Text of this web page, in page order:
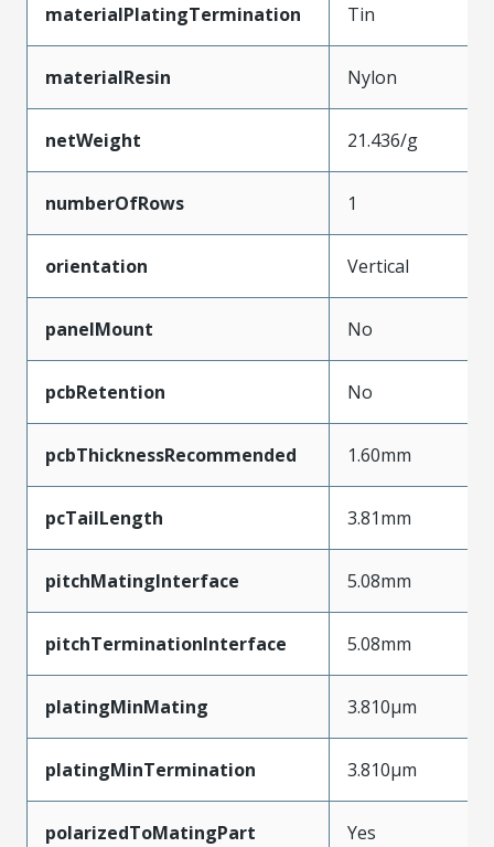
materialPlatingTermination Tin
materialResin Nylon
netWeight 21.436/g
numberOfRows 1
orientation Vertical
panelMount No
pcbRetention No
pcbThicknessRecommended 1.60mm
pcTailLength 3.81mm
pitchMatingInterface 5.08mm
pitchTerminationInterface 5.08mm
platingMinMating 3.810µm
platingMinTermination 3.810µm
polarizedToMatingPart Yes